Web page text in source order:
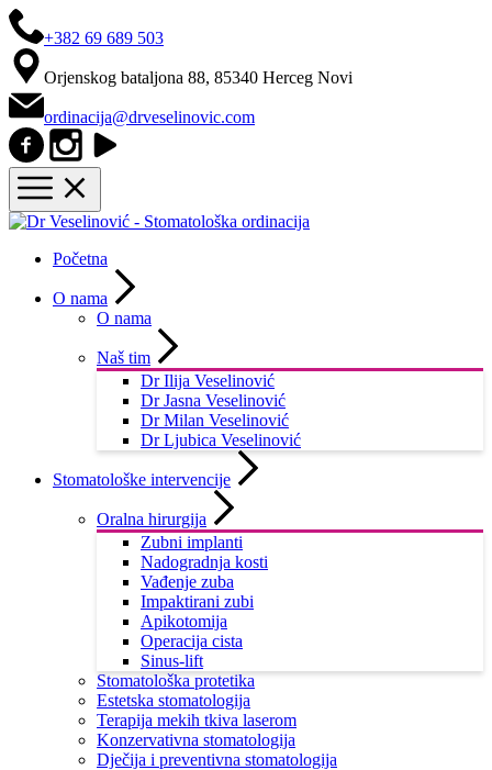
+382 69 689 503
Orjenskog bataljona 88, 85340 Herceg Novi
ordinacija@drveselinovic.com
Početna
O nama
O nama
Naš tim
Dr Ilija Veselinović
Dr Jasna Veselinović
Dr Milan Veselinović
Dr Ljubica Veselinović
Stomatološke intervencije
Oralna hirurgija
Zubni implanti
Nadogradnja kosti
Vađenje zuba
Impaktirani zubi
Apikotomija
Operacija cista
Sinus-lift
Stomatološka protetika
Estetska stomatologija
Terapija mekih tkiva laserom
Konzervativna stomatologija
Dječija i preventivna stomatologija